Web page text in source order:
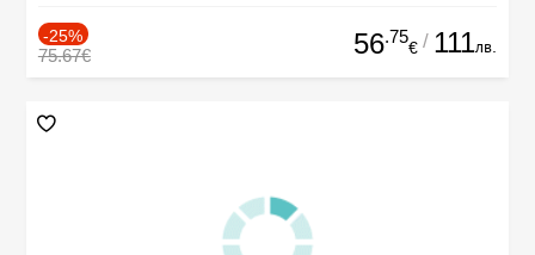
-25%
75.67€ 56.75
€ / 111лв.